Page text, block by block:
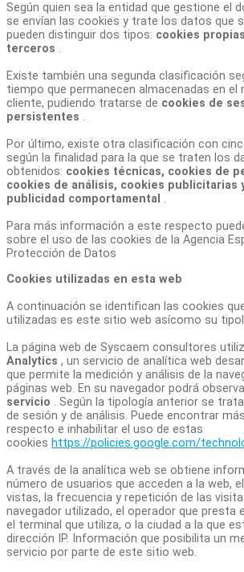
Según quien sea la entidad que gestione el
se envían las cookies y trate los datos que
pueden distinguir dos tipos: cookies
terceros .
Existe también una segunda clasificación
tiempo que permanecen almacenadas en el
cliente, pudiendo tratarse de cookies de
persistentes .
Por último, existe otra clasificación con
según la finalidad para la que se traten los
obtenidos: cookies técnicas, cookies de
cookies de análisis, cookies publicitarias
publicidad comportamental .
Para más información a este respecto
sobre el uso de las cookies de la Agencia
Protección de Datos
Cookies utilizadas en esta web
A continuación se identifican las cookies
utilizadas es este sitio web asícomo su
La página web de Syscaem consultores
Analytics , un servicio de analítica web
que permite la medición y análisis de la
páginas web. En su navegador podrá
servicio . Según la tipología anterior se
de sesión y de análisis. Puede encontrar
respecto e inhabilitar el uso de estas
cookies https://policies.google.com/
A través de la analítica web se obtiene
número de usuarios que acceden a la web,
vistas, la frecuencia y repetición de las
navegador utilizado, el operador que presta
el terminal que utiliza, o la ciudad a la que
dirección IP. Información que posibilita un
servicio por parte de este sitio web.